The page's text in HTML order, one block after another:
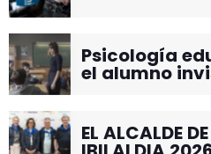
Psicología
el alumno
EL ALCALDE